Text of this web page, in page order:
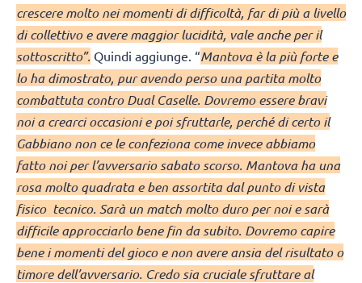
crescere molto nei momenti di difficoltà, far di più a livello
di collettivo e avere maggior lucidità, vale anche per il
sottoscritto”. Quindi aggiunge. “Mantova è la più forte e
lo ha dimostrato, pur avendo perso una partita molto
combattuta contro Dual Caselle. Dovremo essere bravi
noi a crearci occasioni e poi sfruttarle, perché di certo il
Gabbiano non ce le confeziona come invece abbiamo
fatto noi per l’avversario sabato scorso. Mantova ha una
rosa molto quadrata e ben assortita dal punto di vista
fisico tecnico. Sarà un match molto duro per noi e sarà
difficile approcciarlo bene fin da subito. Dovremo capire
bene i momenti del gioco e non avere ansia del risultato o
timore dell’avversario. Credo sia cruciale sfruttare al